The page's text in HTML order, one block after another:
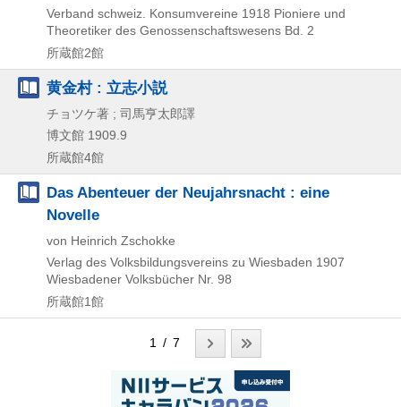
Verband schweiz. Konsumvereine 1918 Pioniere und
Theoretiker des Genossenschaftswesens Bd. 2
所蔵館2館
黄金村 : 立志小説
チョツケ著 ; 司馬亨太郎譯
博文館 1909.9
所蔵館4館
Das Abenteuer der Neujahrsnacht : eine
Novelle
von Heinrich Zschokke
Verlag des Volksbildungsvereins zu Wiesbaden 1907
Wiesbadener Volksbücher Nr. 98
所蔵館1館
1 / 7